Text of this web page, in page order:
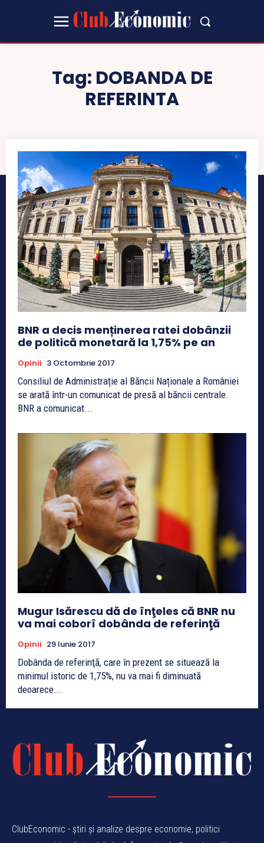
Tag: DOBANDA DE
REFERINTA
BNR a decis menținerea ratei dobânzii
de politică monetară la 1,75% pe an
Opinii 3 Octombrie 2017
Consiliul de Administrație al Băncii Naționale a României
se arată într-un comunicat de presă al băncii centrale.
BNR a comunicat...
Mugur Isărescu dă de înţeles că BNR nu
va mai coborî dobânda de referinţă
Opinii 29 Iunie 2017
Dobânda de referinţă, care în prezent se situează la
minimul istoric de 1,75%, nu va mai fi diminuată
deoarece...
ClubEconomic - știri și analize despre economie, politici